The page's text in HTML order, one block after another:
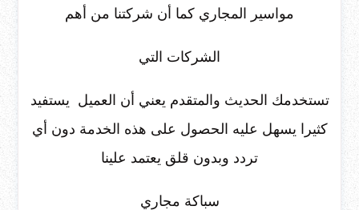
مواسير المجاري كما أن شركتنا من أهم
الشركات التي
تستخدمك الحديث والمتقدم يعني أن العميل يستفيد
كثيرا يسهل عليه الحصول على هذه الخدمة دون أي
تردد وبدون قلق يعتمد علينا
سباكة مجاري